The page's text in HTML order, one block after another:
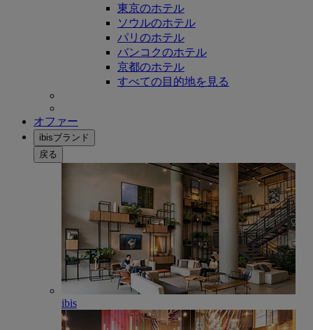
東京のホテル
ソウルのホテル
パリのホテル
バンコクのホテル
京都のホテル
すべての目的地を見る
オファー
ibisブランド
戻る
ibis